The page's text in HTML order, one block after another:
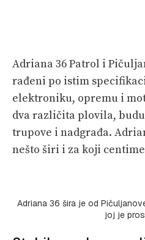
Adriana 36 Patrol i
rađeni po istim
elektroniku, opremu i
dva različita plovila,
trupove i nadgrađa.
nešto širi i za koji
Adriana 36 šira je od
joj je